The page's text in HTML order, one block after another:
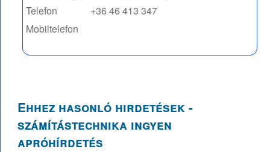
Telefon
+36 46 413 347
Mobiltelefon
Ehhez hasonló hirdetések -
számítástechnika ingyen
apróhírdetés